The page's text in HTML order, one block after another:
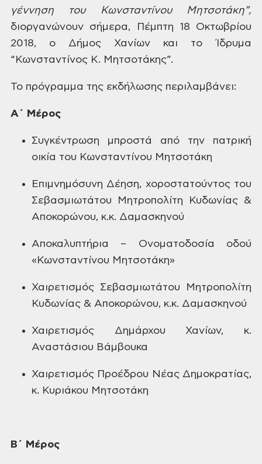
γέννηση τουΚωνσταντίνου Μητσοτάκη”,
διοργανώνουν σήμερα, Πέμπτη 18 Οκτωβρίου
2018, ο Δήμος Χανίων και το Ίδρυμα
“Κωνσταντίνος Κ. Μητσοτάκης”.
Το πρόγραμμα της εκδήλωσης περιλαμβάνει:
Α΄ Μέρος
Συγκέντρωση μπροστά
από την πατρική
οικία του Κωνσταντίνου Μητσοτάκη
Επιμνημόσυνη Δέηση, χοροστατούντος του
Σεβασμιωτάτου Μητροπολίτη Κυδωνίας &
Αποκορώνου, κ.κ. Δαμασκηνού
Αποκαλυπτήρια
– Ονοματοδοσία οδού
«Κωνσταντίνου Μητσοτάκη»
Χαιρετισμός Σεβασμιωτάτου Μητροπολίτη
Κυδωνίας & Αποκορώνου, κ.κ. Δαμασκηνού
Χαιρετισμός Δημάρχου Χανίων, κ.
Αναστάσιου Βάμβουκα
Χαιρετισμός Προέδρου Νέας Δημοκρατίας,
κ. Κυριάκου Μητσοτάκη
Β΄ Μέρος